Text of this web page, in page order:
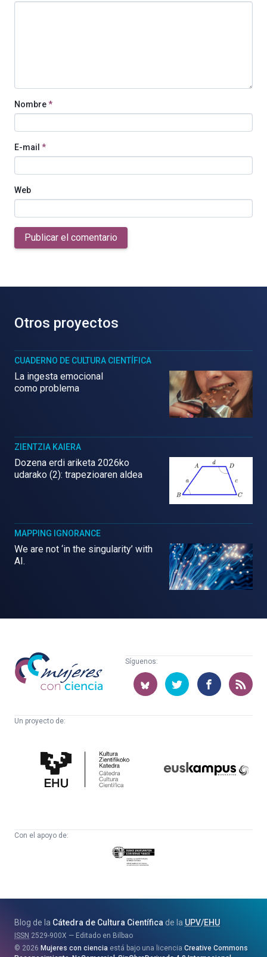
Nombre*
E-mail *
Web
Publicar el comentario
Otros proyectos
CUADERNO DE CULTURA CIENTÍFICA
La ingesta emocional
como problema
ZIENTZIA KAIERA
Dozena erdi ariketa 2026ko
udarako (2): trapezioaren aldea
MAPPING IGNORANCE
We are not ‘in the singularity’ with
AI.
Mujeres
con
ciencia
Síguenos:
Un proyecto de:
Cultura
Científica
Con el apoyo de:
Eusko
Jaurlaritza
eta
Berrikuntza
Saila
Blog de la Cátedra de Cultura Científica de la UPV/EHU
ISSN 2529-900X
Editado en Bilbao
2026 Mujeres con ciencia está bajo una licencia Creative Commons